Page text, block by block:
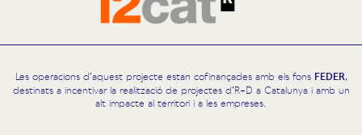
Les operacions d’aquest projecte estan cofinançades amb els fons FEDER,
destinats a incentivar la realització de projectes d’R+D a Catalunya i amb un
alt impacte al territori i a les empreses.